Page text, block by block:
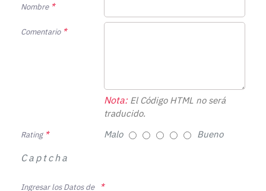
Nombre
Comentario
Nota:El Código HTML no será
traducido.
Rating Malo Bueno
Captcha
Ingresar los Datos de